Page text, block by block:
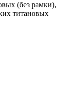
(без рамки),
титановых